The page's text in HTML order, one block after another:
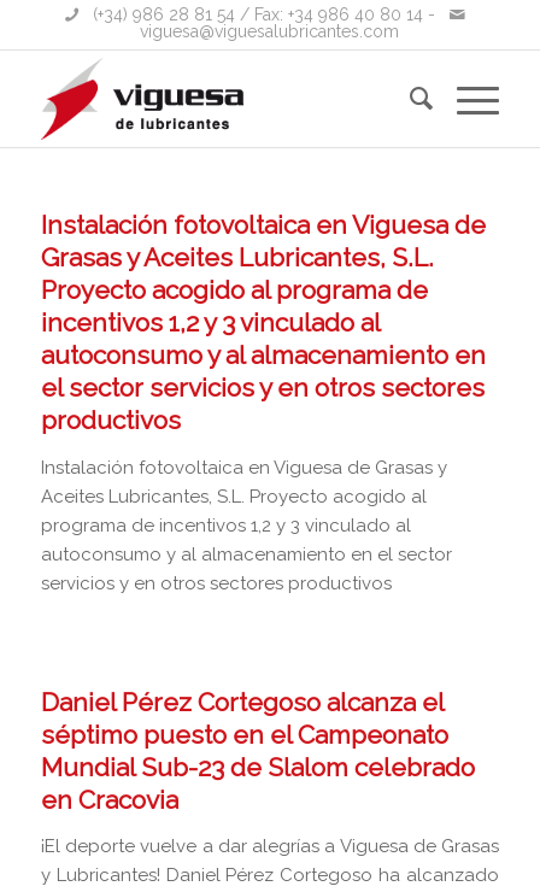
(+34) 986 28 81 54 / Fax: +34 986 40 80 14 -
viguesa@viguesalubricantes.com
Instalación fotovoltaica en Viguesa de
Grasas y Aceites Lubricantes, S.L.
Proyecto acogido al programa de
incentivos 1,2 y 3 vinculado al
autoconsumo y al almacenamiento en
el sector servicios y en otros sectores
productivos
Instalación fotovoltaica en Viguesa de Grasas y
Aceites Lubricantes, S.L. Proyecto acogido al
programa de incentivos 1,2 y 3 vinculado al
autoconsumo y al almacenamiento en el sector
servicios y en otros sectores productivos
Daniel Pérez Cortegoso alcanza el
séptimo puesto en el Campeonato
Mundial Sub-23 de Slalom celebrado
en Cracovia
¡El deporte vuelve a dar alegrías a Viguesa de Grasas
y Lubricantes! Daniel Pérez Cortegoso ha alcanzado